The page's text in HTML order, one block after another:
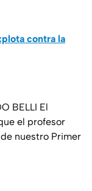
contra la
BELLI El
el profesor
nuestro Primer